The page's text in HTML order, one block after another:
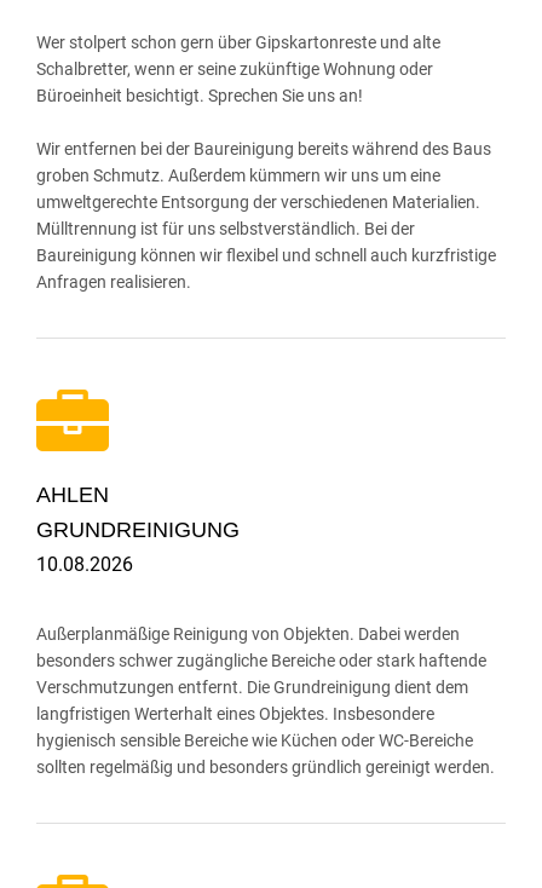
Wer stolpert schon gern über Gipskartonreste und alte
Schalbretter, wenn er seine zukünftige Wohnung oder
Büroeinheit besichtigt. Sprechen Sie uns an!
Wir entfernen bei der Baureinigung bereits während des Baus
groben Schmutz. Außerdem kümmern wir uns um eine
umweltgerechte Entsorgung der verschiedenen Materialien.
Mülltrennung ist für uns selbstverständlich. Bei der
Baureinigung können wir flexibel und schnell auch kurzfristige
Anfragen realisieren.
AHLEN
GRUNDREINIGUNG
10.08.2026
Außerplanmäßige Reinigung von Objekten. Dabei werden
besonders schwer zugängliche Bereiche oder stark haftende
Verschmutzungen entfernt. Die Grundreinigung dient dem
langfristigen Werterhalt eines Objektes. Insbesondere
hygienisch sensible Bereiche wie Küchen oder WC-Bereiche
sollten regelmäßig und besonders gründlich gereinigt werden.